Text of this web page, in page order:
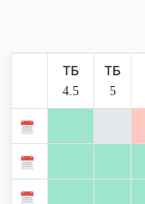
ТБ
4.5
ТБ
5